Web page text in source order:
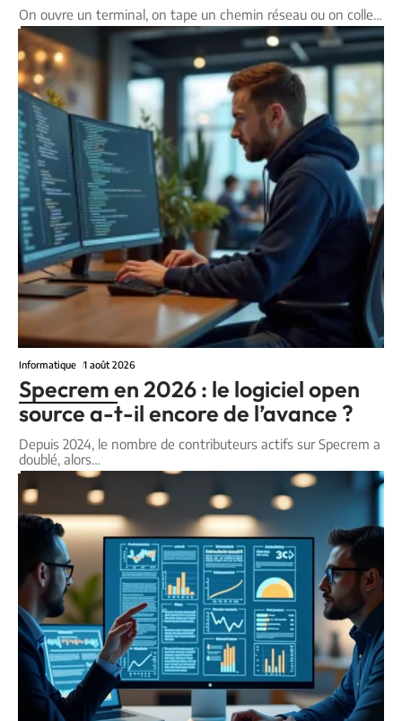
On ouvre un terminal, on tape un chemin réseau ou on colle…
Informatique 1 août 2026
Specrem en 2026 : le logiciel open
source a-t-il encore de l’avance ?
Depuis 2024, le nombre de contributeurs actifs sur Specrem a
doublé, alors…